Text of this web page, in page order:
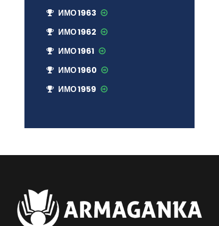
ИМО 1963
ИМО 1962
ИМО 1961
ИМО 1960
ИМО 1959